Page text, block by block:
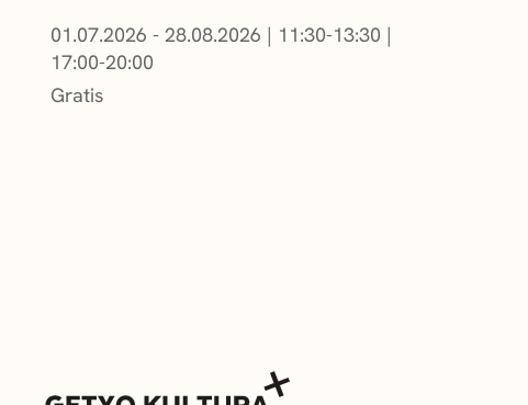
01.07.2026 - 28.08.2026 | 11:30-13:30 |
17:00-20:00
Gratis